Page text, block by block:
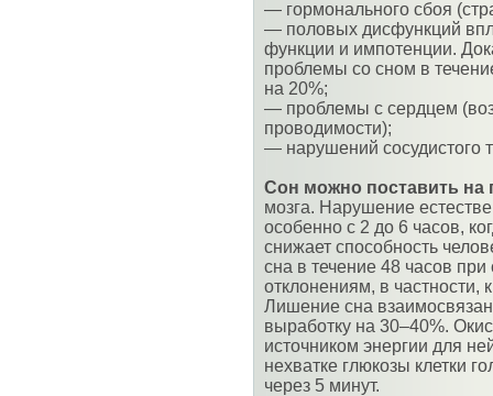
— гормонального сбоя
— половых дисфункций
функции и импотенции.
проблемы со сном в
на 20%;
— проблемы с сердцем
проводимости);
— нарушений сосудистого
Сон можно поставить на
мозга. Нарушение
особенно с 2 до 6 часов,
снижает способность
сна в течение 48 часов при
отклонениям, в
Лишение сна
выработку на 30–40%.
источником энергии для
нехватке глюкозы клетки
через 5 минут.